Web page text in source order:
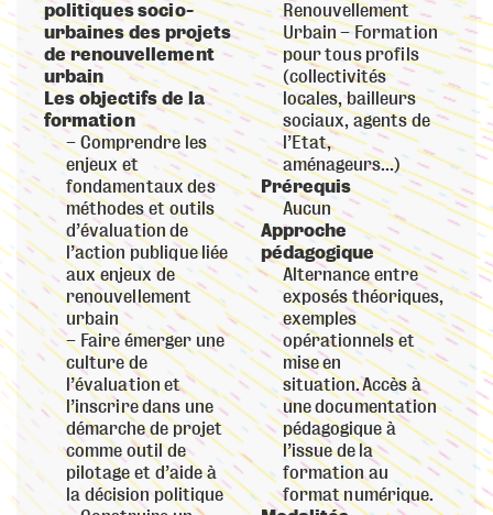
politiques socio-
urbaines des projets
de renouvellement
urbain
Les objectifs de la
formation
Comprendre les
enjeux et
fondamentaux des
méthodes et outils
d’évaluation de
l’action publique liée
aux enjeux de
renouvellement
urbain
Faire émerger une
culture de
l’évaluation et
l’inscrire dans une
démarche de projet
comme outil de
pilotage et d’aide à
la décision politique
Renouvellement
Urbain – Formation
pour tous profils
(collectivités
locales, bailleurs
sociaux, agents de
l’Etat,
aménageurs…)
Prérequis
Aucun
Approche
pédagogique
Alternance entre
exposés théoriques,
exemples
opérationnels et
mise en
situation. Accès à
une documentation
pédagogique à
l’issue de la
formation au
format numérique.